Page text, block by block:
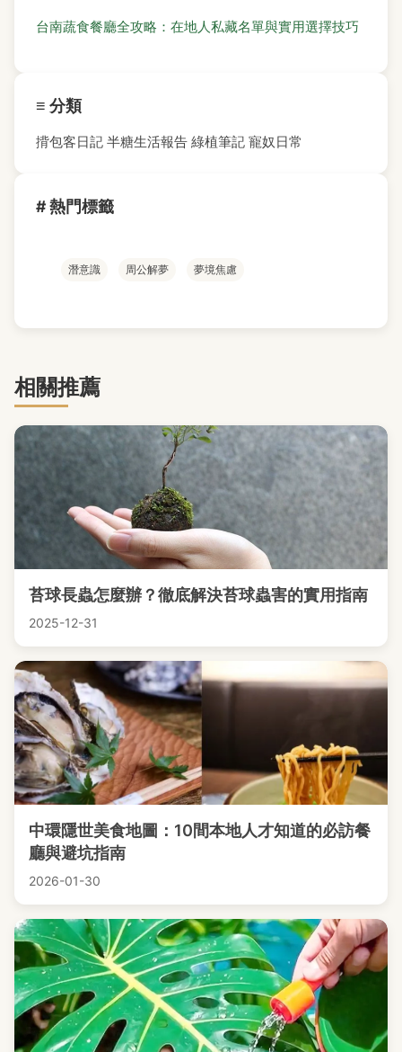
台南蔬食餐廳全攻略：在地人私藏名單與實用選擇技巧
≡ 分類
揹包客日記 半糖生活報告 綠植筆記 寵奴日常
# 熱門標籤
潛意識 周公解夢 夢境焦慮
相關推薦
苔球長蟲怎麼辦？徹底解決苔球蟲害的實用指南
2025-12-31
中環隱世美食地圖：10間本地人才知道的必訪餐
廳與避坑指南
2026-01-30